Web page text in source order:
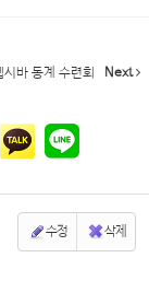
시바 동계 수련회 Next
수정 삭제